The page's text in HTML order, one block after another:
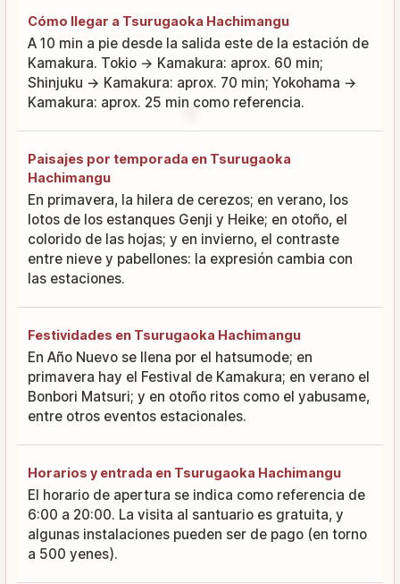
Cómo llegar a Tsurugaoka Hachimangu
A 10 min a pie desde la salida este de la estación de
Kamakura. Tokio → Kamakura: aprox. 60 min;
Shinjuku → Kamakura: aprox. 70 min; Yokohama →
Kamakura: aprox. 25 min como referencia.
Paisajes por temporada en Tsurugaoka
Hachimangu
En primavera, la hilera de cerezos; en verano, los
lotos de los estanques Genji y Heike; en otoño, el
colorido de las hojas; y en invierno, el contraste
entre nieve y pabellones: la expresión cambia con
las estaciones.
Festividades en Tsurugaoka Hachimangu
En Año Nuevo se llena por el hatsumode; en
primavera hay el Festival de Kamakura; en verano el
Bonbori Matsuri; y en otoño ritos como el yabusame,
entre otros eventos estacionales.
Horarios y entrada en Tsurugaoka Hachimangu
El horario de apertura se indica como referencia de
6:00 a 20:00. La visita al santuario es gratuita, y
algunas instalaciones pueden ser de pago (en torno
a 500 yenes).